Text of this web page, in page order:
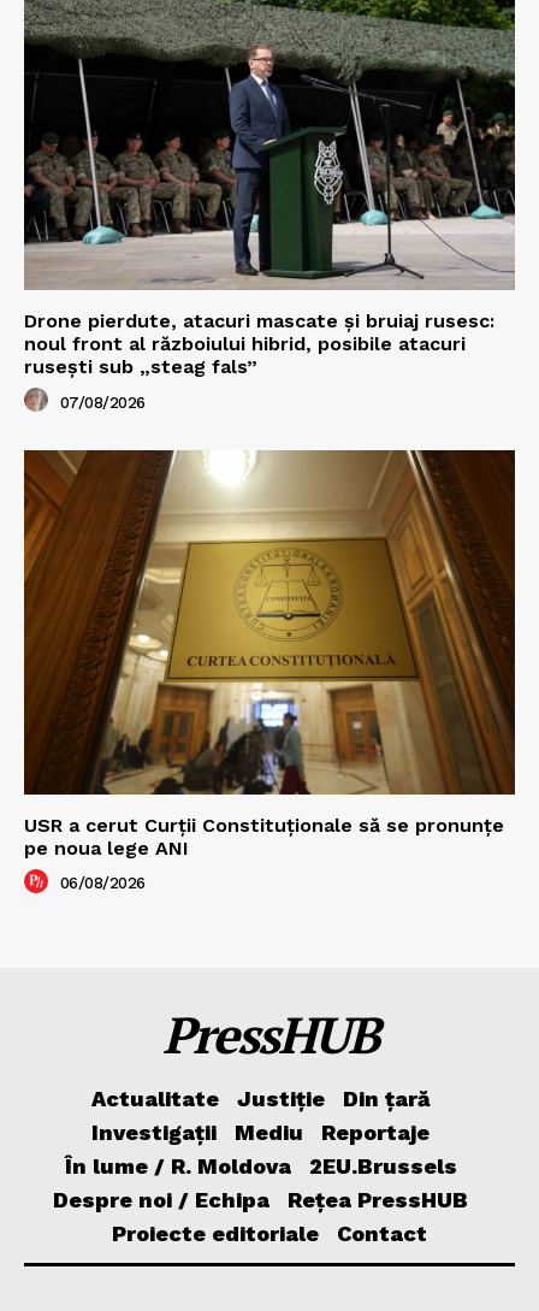
Drone pierdute, atacuri mascate și bruiaj rusesc:
noul front al războiului hibrid, posibile atacuri
rusești sub „steag fals”
07/08/2026
USR a cerut Curții Constituționale să se pronunțe
pe noua lege ANI
06/08/2026
PressHUB
Actualitate Justiție
Din țară
Investigații
Mediu
Reportaje
În lume / R. Moldova
2EU.Brussels
Despre noi / Echipa
Rețea PressHUB
Proiecte editoriale
Contact